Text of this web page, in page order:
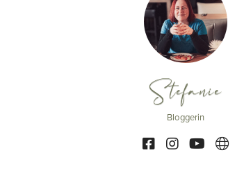
Stefanie
Bloggerin